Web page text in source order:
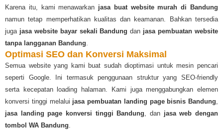
Karena itu, kami menawarkan jasa buat website murah di Bandung
namun tetap memperhatikan kualitas dan keamanan. Bahkan tersedia
juga jasa website bayar sekali Bandung dan jasa pembuatan website
tanpa langganan Bandung.
Optimasi SEO dan Konversi Maksimal
Semua website yang kami buat sudah dioptimasi untuk mesin pencari
seperti Google. Ini termasuk penggunaan struktur yang SEO-friendly
serta kecepatan loading halaman. Kami juga menggabungkan elemen
konversi tinggi melalui jasa pembuatan landing page bisnis Bandung,
jasa landing page konversi tinggi Bandung, dan jasa web dengan
tombol WA Bandung.